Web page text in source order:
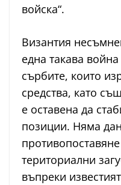
войска“.
Византия
една такава
сърбите, които
средства, като
е оставена да
позиции. Няма
териториални
въпреки